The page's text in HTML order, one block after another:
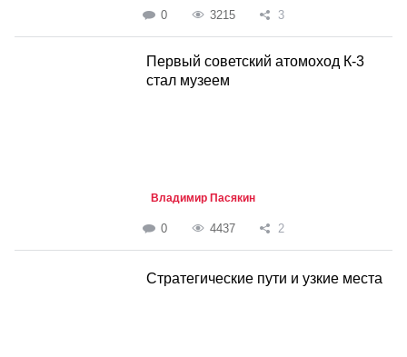
0 3215 3
Первый советский атомоход К-3
стал музеем
Владимир Пасякин
0 4437 2
Стратегические пути и узкие места